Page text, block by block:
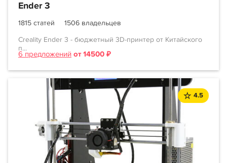
Ender 3
1815 статей
1506 владельцев
Creality Ender 3 - бюджетный 3D-принтер от Китайского
п...
6 предложений от 14500 ₽
4.5